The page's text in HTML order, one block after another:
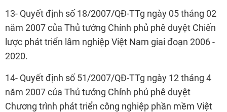
13- Quyết định số 18/2007/QĐ-TTg ngày 05 tháng 02
năm 2007 của Thủ tướng Chính phủ phê duyệt Chiến
lược phát triển lâm nghiệp Việt Nam giai đoạn 2006 -
2020.
14- Quyết định số 51/2007/QĐ-TTg ngày 12 tháng 4
năm 2007 của Thủ tướng Chính phủ phê duyệt
Chương trình phát triển công nghiệp phần mềm Việt